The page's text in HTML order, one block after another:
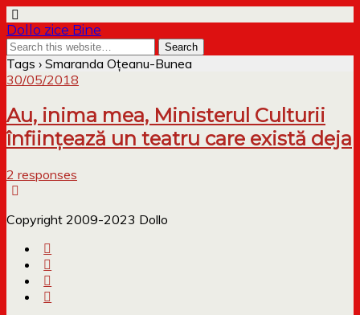
Dollo zice Bine
Tags › Smaranda Oțeanu-Bunea
30/05/2018
Au, inima mea, Ministerul Culturii
înființează un teatru care există deja
2 responses
Copyright 2009-2023 Dollo